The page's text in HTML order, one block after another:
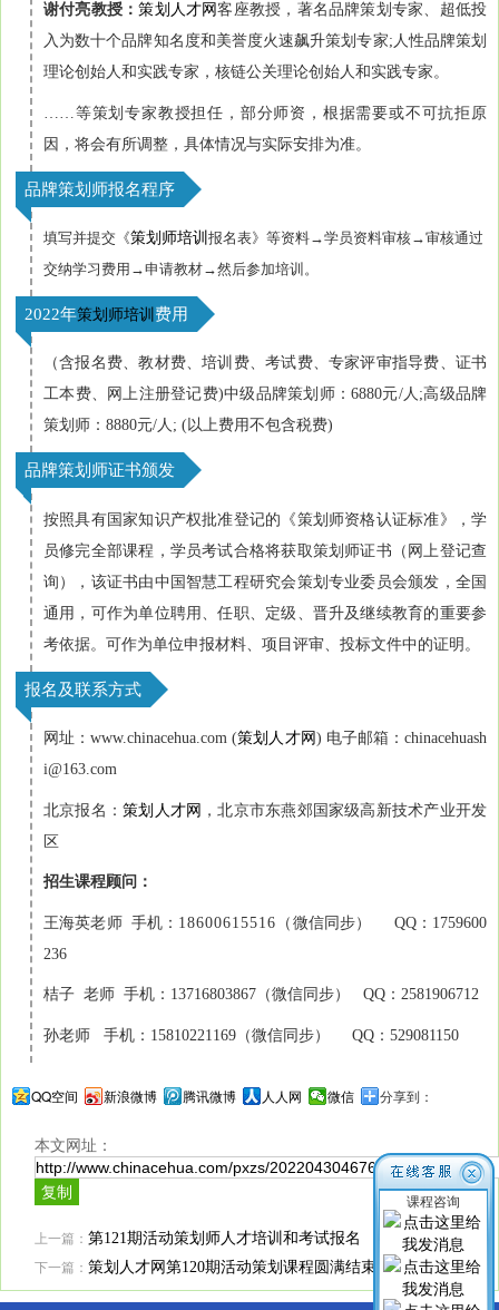
谢付亮教授：策划人才网客座教授，著名品牌策划专家、超低投
入为数十个品牌知名度和美誉度火速飙升策划专家;人性品牌策划
理论创始人和实践专家，核链公关理论创始人和实践专家。
……等策划专家教授担任，部分师资，根据需要或不可抗拒原
因，将会有所调整，具体情况与实际安排为准。
品牌策划师报名程序
填写并提交《策划师培训 报名表》等资料→学员资料审核→审核通过
交纳学习费用→申请教材→然后参加培训。
2022年策划师培训 费用
（含报名费、教材费、培训费、考试费、专家评审指导费、证书
工本费、网上注册登记费)中级品牌策划师：6880元/人;高级品牌
策划师：8880元/人; (以上费用不包含税费)
品牌策划师证书颁发
按照具有国家知识产权批准登记的《策划师资格认证标准》，学
员修完全部课程，学员考试合格将获取策划师证书（网上登记查
询），该证书由中国智慧工程研究会策划专业委员会颁发，全国
通用，可作为单位聘用、任职、定级、晋升及继续教育的重要参
考依据。可作为单位申报材料、项目评审、投标文件中的证明。
报名及联系方式
网址：www.chinacehua.com (策划人才网 ) 电子邮箱：chinacehuash
i@163.com
北京报名：策划人才网 ，北京市东燕郊国家级高新技术产业开发
区
招生课程顾问：
王海英老师 手机： 18600615516 （微信同步） QQ：1759600
236
桔子 老师 手机：13716803867（微信同步） QQ：2581906712
孙老师 手机：15810221169（微信同步） QQ：529081150
QQ空间 新浪微博 腾讯微博 人人网 微信 分享到：
本文网址：
上一篇： 第121期活动策划师人才培训和考试报名
下一篇： 策划人才网第120期活动策划课程圆满结束
课程咨询